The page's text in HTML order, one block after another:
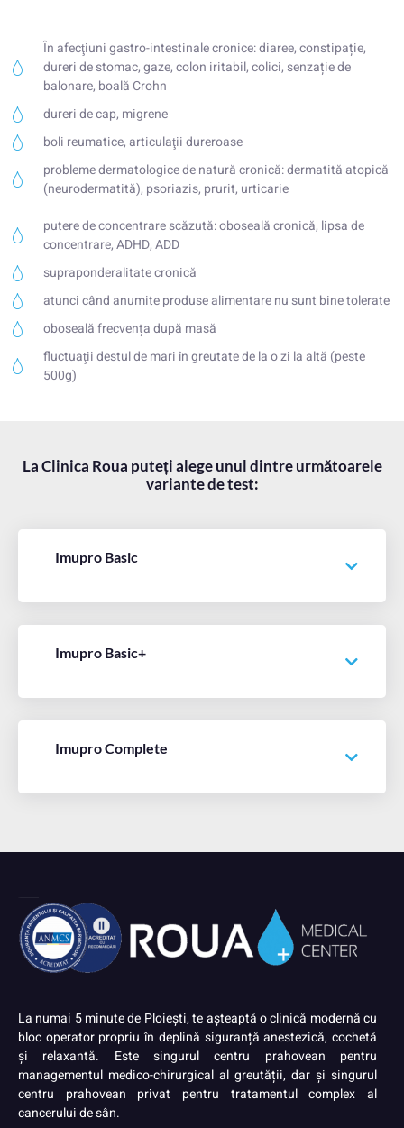
În afecţiuni gastro-intestinale cronice: diaree, constipație,
dureri de stomac, gaze, colon iritabil, colici, senzație de
balonare, boală Crohn
dureri de cap, migrene
boli reumatice, articulaţii dureroase
probleme dermatologice de natură cronică: dermatită atopică
(neurodermatită), psoriazis, prurit, urticarie
putere de concentrare scăzută: oboseală cronică, lipsa de
concentrare, ADHD, ADD
supraponderalitate cronică
atunci când anumite produse alimentare nu sunt bine tolerate
oboseală frecvența după masă
fluctuaţii destul de mari în greutate de la o zi la altă (peste
500g)
La Clinica Roua puteți alege unul dintre următoarele
variante de test:
Imupro Basic
Imupro Basic+
Imupro Complete
La numai 5 minute de Ploiești, te așteaptă o clinică modernă cu
bloc operator propriu în deplină siguranță anestezică, cochetă
și relaxantă. Este singurul centru prahovean pentru
managementul medico-chirurgical al greutății, dar și singurul
centru prahovean privat pentru tratamentul complex al
cancerului de sân.